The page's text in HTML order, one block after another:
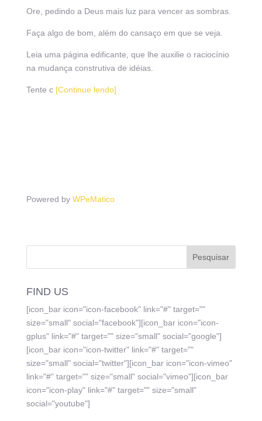
Ore, pedindo a Deus mais luz para vencer as sombras.
Faça algo de bom, além do cansaço em que se veja.
Leia uma página edificante, que lhe auxilie o raciocínio
na mudança construtiva de idéias.
Tente c [Continue lendo]
Powered by WPeMatico
FIND US
[icon_bar icon="icon-facebook" link="#" target=""
size="small" social="facebook"][icon_bar icon="icon-
gplus" link="#" target="" size="small" social="google"]
[icon_bar icon="icon-twitter" link="#" target=""
size="small" social="twitter"][icon_bar icon="icon-vimeo"
link="#" target="" size="small" social="vimeo"][icon_bar
icon="icon-play" link="#" target="" size="small"
social="youtube"]